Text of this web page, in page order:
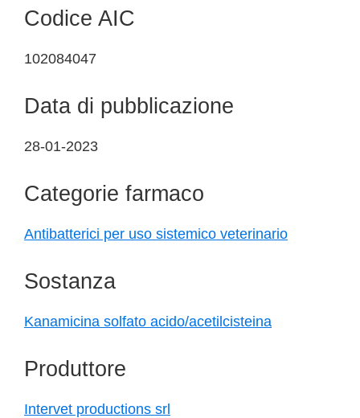
Codice AIC
102084047
Data di pubblicazione
28-01-2023
Categorie farmaco
Antibatterici per uso sistemico veterinario
Sostanza
Kanamicina solfato acido/acetilcisteina
Produttore
Intervet productions srl